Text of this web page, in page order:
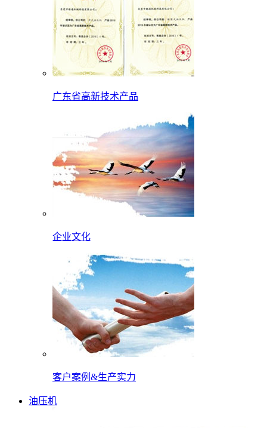
广东省高新技术产品
企业文化
客户案例&生产实力
油压机